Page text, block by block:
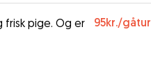
frisk pige. Og er
95kr./gåtur